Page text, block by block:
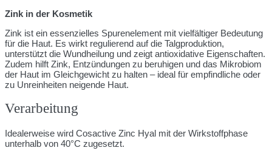
Zink in der Kosmetik
Zink ist ein essenzielles Spurenelement mit vielfältiger Bedeutung
für die Haut. Es wirkt regulierend auf die Talgproduktion,
unterstützt die Wundheilung und zeigt antioxidative Eigenschaften.
Zudem hilft Zink, Entzündungen zu beruhigen und das Mikrobiom
der Haut im Gleichgewicht zu halten – ideal für empfindliche oder
zu Unreinheiten neigende Haut.
Verarbeitung
Idealerweise wird Cosactive Zinc Hyal mit der Wirkstoffphase
unterhalb von 40°C zugesetzt.